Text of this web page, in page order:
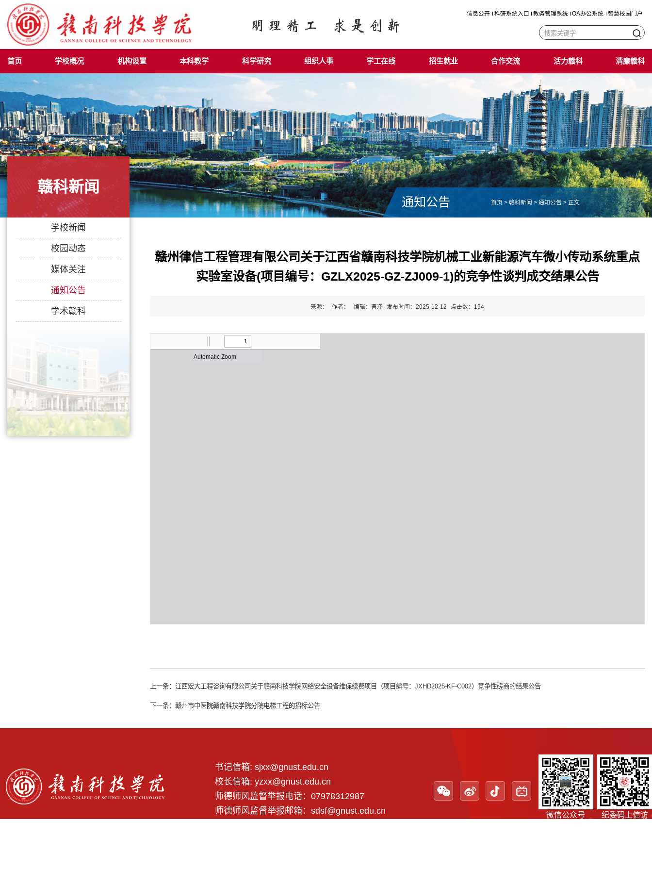
信息公开 科研系统入口 教务管理系统 OA办公系统 智慧校园门户
首页 学校概况 机构设置 本科教学 科学研究 组织人事 学工在线 招生就业 合作交流 活力赣科 清廉赣科
赣科新闻
学校新闻
校园动态
媒体关注
通知公告
学术赣科
通知公告 首页 >赣科新闻 >通知公告 > 正文
赣州律信工程管理有限公司关于江西省赣南科技学院机械工业新能源汽车微小传动系统重点
实验室设备(项目编号：GZLX2025-GZ-ZJ009-1)的竞争性谈判成交结果公告
来源： 作者： 编辑：曹泽 发布时间：2025-12-12 点击数： 194
上一条： 江西宏大工程咨询有限公司关于赣南科技学院网络安全设备维保续费项目（项目编号：JXHD2025-KF-C002）竞争性磋商的结果公告
下一条： 赣州市中医院赣南科技学院分院电梯工程的招标公告
书记信箱: sjxx@gnust.edu.cn
校长信箱: yzxx@gnust.edu.cn
师德师风监督举报电话：07978312987
师德师风监督举报邮箱：sdsf@gnust.edu.cn
微信公众号 纪委码上信访